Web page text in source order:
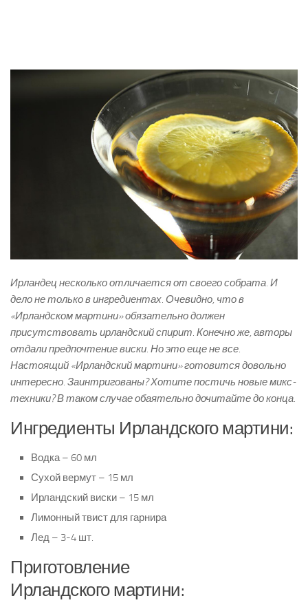
Ирландец несколько отличается от своего собрата. И
дело не только в ингредиентах. Очевидно, что в
«Ирландском мартини» обязательно должен
присутствовать ирландский спирит. Конечно же, авторы
отдали предпочтение виски. Но это еще не все.
Настоящий «Ирландский мартини» готовится довольно
интересно. Заинтригованы? Хотите постичь новые микс-
техники? В таком случае обаятельно дочитайте до конца.
Ингредиенты Ирландского мартини:
Водка – 60 мл
Сухой вермут – 15 мл
Ирландский виски – 15 мл
Лимонный твист для гарнира
Лед – 3-4 шт.
Приготовление
Ирландского мартини: